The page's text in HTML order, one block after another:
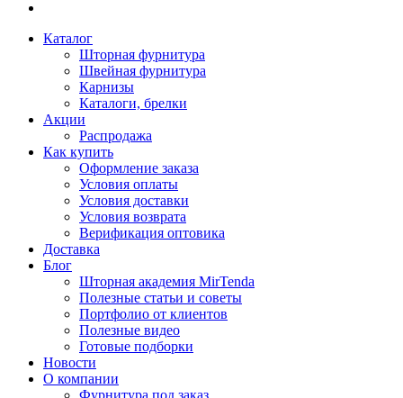
Каталог
Шторная фурнитура
Швейная фурнитура
Карнизы
Каталоги, брелки
Акции
Распродажа
Как купить
Оформление заказа
Условия оплаты
Условия доставки
Условия возврата
Верификация оптовика
Доставка
Блог
Шторная академия MirTenda
Полезные статьи и советы
Портфолио от клиентов
Полезные видео
Готовые подборки
Новости
О компании
Фурнитура под заказ